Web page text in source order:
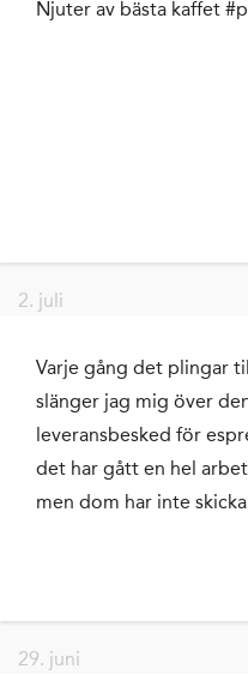
Njuter av bästa kaffet
2. juli
Varje gång det plingar
slänger jag mig över
leveransbesked för
det har gått en hel
men dom har inte skicka
29. juni